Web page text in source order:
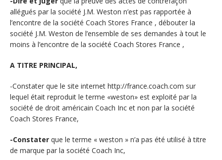
allégués par la société J.M. Weston n’est pas rapportée à
l’encontre de la société Coach Stores France , débouter la
société J.M. Weston de l’ensemble de ses demandes à tout le
moins à l’encontre de la société Coach Stores France ,
A TITRE PRINCIPAL,
-Constater que le site internet http://france.coach.com sur
lequel était reproduit le terme «weston» est exploité par la
société de droit américain Coach Inc et non par la société
Coach Stores France,
-Constater que le terme « weston » n’a pas été utilisé à titre
de marque par la société Coach Inc,